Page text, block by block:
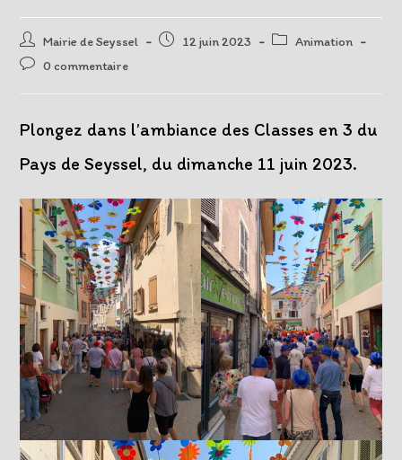
Auteur/autrice
de
Mairie de Seyssel
Post 12 juin 2023
PostAnimation
Post0 commentaire
Plongez dans l’ambiance des Classes en 3 du
Pays de Seyssel, du dimanche 11 juin 2023.